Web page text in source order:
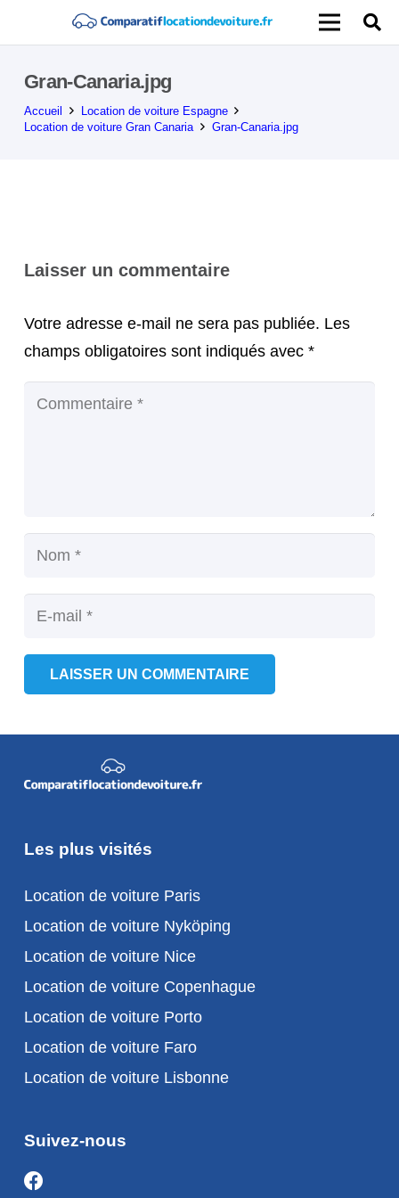
Gran-Canaria.jpg
Accueil
Location de voiture Espagne
Location de voiture Gran Canaria
Gran-Canaria.jpg
Laisser un commentaire
Votre adresse e-mail ne sera pas publiée. Les
champs obligatoires sont indiqués avec *
LAISSER UN COMMENTAIRE
Les plus visités
Location de voiture Paris
Location de voiture Nyköping
Location de voiture Nice
Location de voiture Copenhague
Location de voiture Porto
Location de voiture Faro
Location de voiture Lisbonne
Suivez-nous